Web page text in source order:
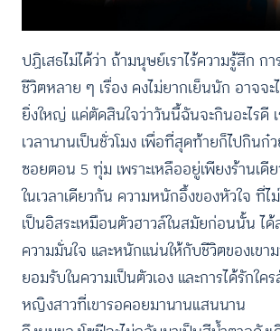
ปฏิเสธไม่ได้ว่า ถ้ามนุษย์เราไร้ความรู้สึก ก
ชีวิตหลาย ๆ เรื่อง คงไม่ยากเย็นนัก อาจจะ
ยิ่งใหญ่ แค่ตัดสินใจว่าวันนี้ฉันจะกินอะไรดี เ
เวลานานเป็นชั่วโมง เพื่อที่สุดท้ายก็ไปกินก๋
ซอยตอน 5 ทุ่ม เพราะเหลืออยู่เพียงร้านเดี
ในเวลาเดียวกัน ความหนักอึ้งของหัวใจ ที่ไ
เป็นอิสระเหมือนตัวฮาวล์ในสมัยก่อนนั้น ไ
ความมั่นใจ และหนักแน่นให้กับชีวิตของเขา
ยอมรับในความเป็นตัวเอง และการได้รักใ
หญิงสาวที่เขารอคอยมานานแสนนาน